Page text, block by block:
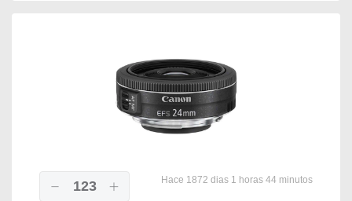
123 Hace 1872 dias 1 horas 44 minutos